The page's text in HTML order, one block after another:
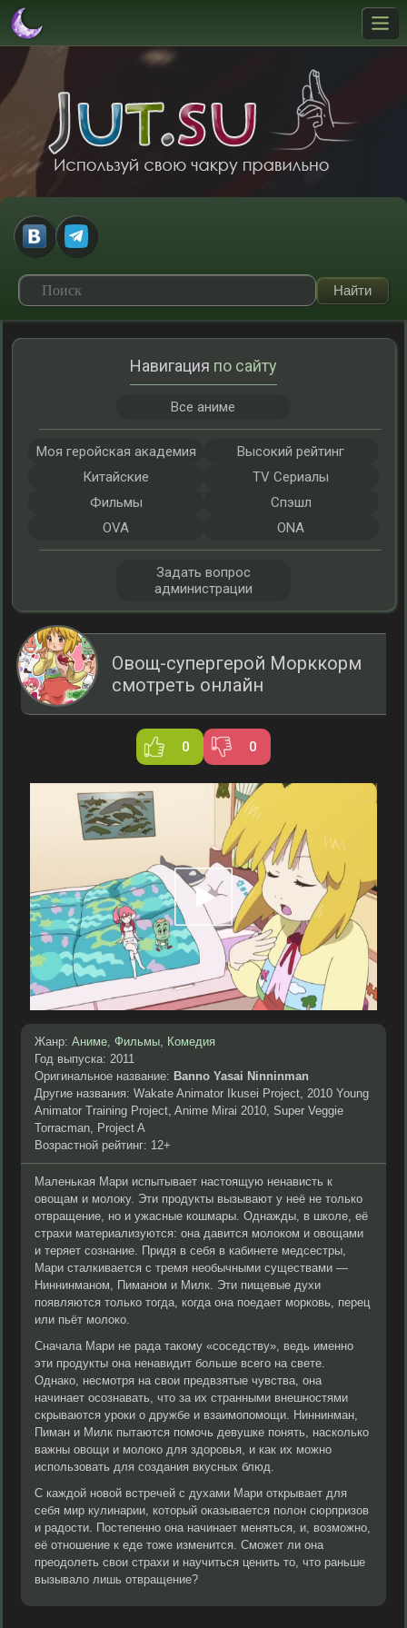
Овощ-супергерой Морккорм
смотреть онлайн
0 0
Жанр: Аниме, Фильмы, Комедия
Год выпуска: 2011
Оригинальное название: Banno Yasai Ninninman
Другие названия: Wakate Animator Ikusei Project, 2010 Young
Animator Training Project, Anime Mirai 2010, Super Veggie
Torracman, Project A
Возрастной рейтинг: 12+
Маленькая Мари испытывает настоящую ненависть к
овощам и молоку. Эти продукты вызывают у неё не только
отвращение, но и ужасные кошмары. Однажды, в школе, её
страхи материализуются: она давится молоком и овощами
и теряет сознание. Придя в себя в кабинете медсестры,
Мари сталкивается с тремя необычными существами —
Ниннинманом, Пиманом и Милк. Эти пищевые духи
появляются только тогда, когда она поедает морковь, перец
или пьёт молоко.
Сначала Мари не рада такому «соседству», ведь именно
эти продукты она ненавидит больше всего на свете.
Однако, несмотря на свои предвзятые чувства, она
начинает осознавать, что за их странными внешностями
скрываются уроки о дружбе и взаимопомощи. Ниннинман,
Пиман и Милк пытаются помочь девушке понять, насколько
важны овощи и молоко для здоровья, и как их можно
использовать для создания вкусных блюд.
С каждой новой встречей с духами Мари открывает для
себя мир кулинарии, который оказывается полон сюрпризов
и радости. Постепенно она начинает меняться, и, возможно,
её отношение к еде тоже изменится. Сможет ли она
преодолеть свои страхи и научиться ценить то, что раньше
вызывало лишь отвращение?
Навигация по сайту
Все аниме
Моя геройская академия
Высокий рейтинг
Китайские
TV Сериалы
Фильмы
Спэшл
OVA
ONA
Задать вопрос
администрации